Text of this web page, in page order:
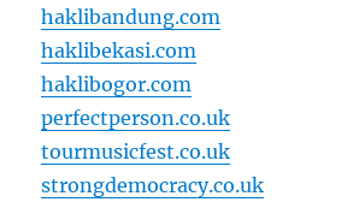
haklibandung.com
haklibekasi.com
haklibogor.com
perfectperson.co.uk
tourmusicfest.co.uk
strongdemocracy.co.uk